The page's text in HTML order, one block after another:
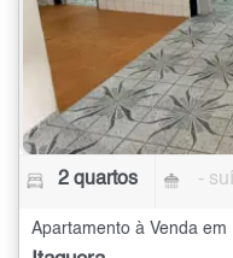
2 quartos -
Apartamento à Venda